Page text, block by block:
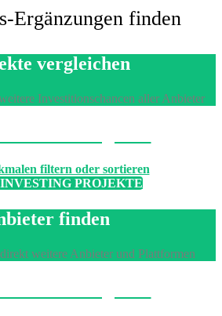
Ergänzungen finden
vergleichen
Investitionschancen aller Anbieter
filtern oder sortieren
PROJEKTE
finden
weitere Anbieter und Plattformen